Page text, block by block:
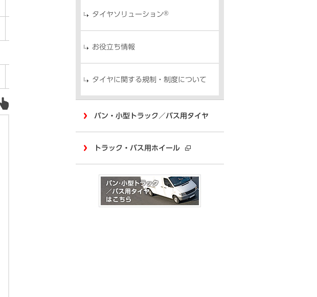
タイヤソリューション®
お役立ち情報
タイヤに関する規制・制度について
バン・小型トラック／バス用タイヤ
トラック・バス用ホイール